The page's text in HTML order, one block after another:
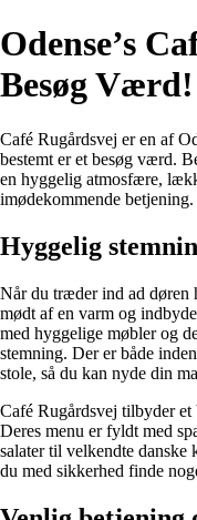
Odense’s
Besøg Værd!
Café Rugårdsvej er en af
bestemt er et besøg værd.
en hyggelig atmosfære,
imødekommende betjening.
Hyggelig
Når du træder ind ad døren
mødt af en varm og
med hyggelige møbler og
stemning. Der er både
stole, så du kan nyde din
Café Rugårdsvej tilbyder
Deres menu er fyldt med
salater til velkendte danske
du med sikkerhed finde